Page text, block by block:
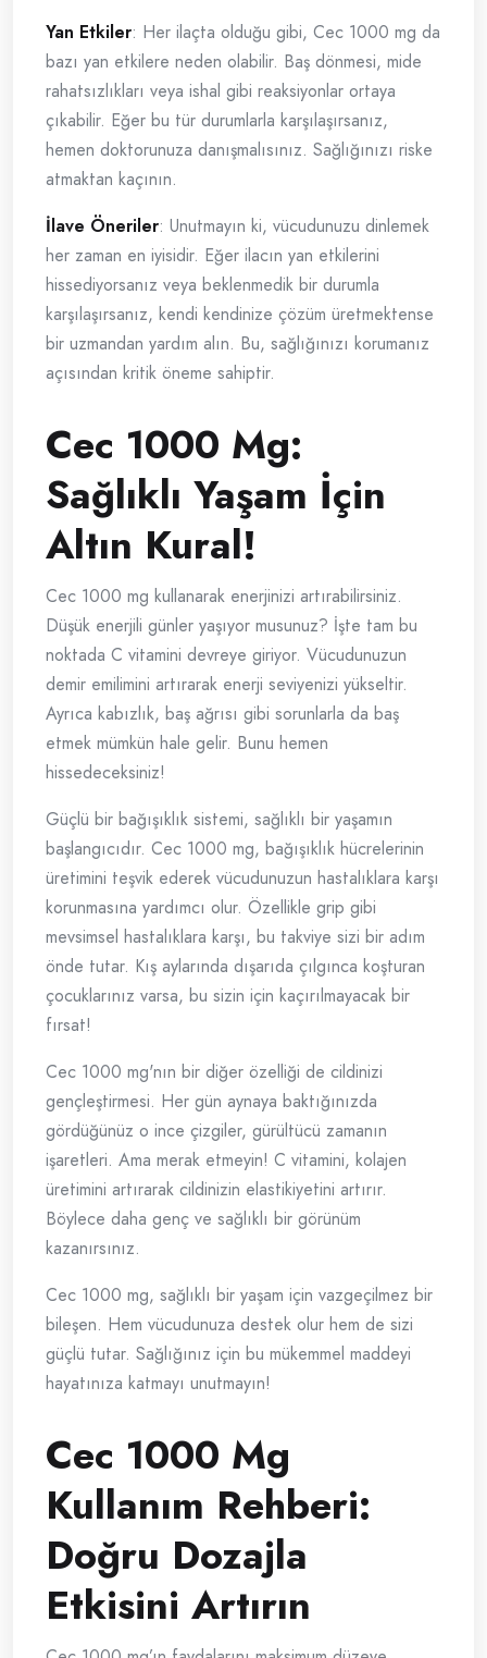
Yan Etkiler: Her ilaçta olduğu gibi, Cec 1000 mg da
bazı yan etkilere neden olabilir. Baş dönmesi, mide
rahatsızlıkları veya ishal gibi reaksiyonlar ortaya
çıkabilir. Eğer bu tür durumlarla karşılaşırsanız,
hemen doktorunuza danışmalısınız. Sağlığınızı riske
atmaktan kaçının.
İlave Öneriler: Unutmayın ki, vücudunuzu dinlemek
her zaman en iyisidir. Eğer ilacın yan etkilerini
hissediyorsanız veya beklenmedik bir durumla
karşılaşırsanız, kendi kendinize çözüm üretmektense
bir uzmandan yardım alın. Bu, sağlığınızı korumanız
açısından kritik öneme sahiptir.
Cec 1000 Mg:
Sağlıklı Yaşam İçin
Altın Kural!
Cec 1000 mg kullanarak enerjinizi artırabilirsiniz.
Düşük enerjili günler yaşıyor musunuz? İşte tam bu
noktada C vitamini devreye giriyor. Vücudunuzun
demir emilimini artırarak enerji seviyenizi yükseltir.
Ayrıca kabızlık, baş ağrısı gibi sorunlarla da baş
etmek mümkün hale gelir. Bunu hemen
hissedeceksiniz!
Güçlü bir bağışıklık sistemi, sağlıklı bir yaşamın
başlangıcıdır. Cec 1000 mg, bağışıklık hücrelerinin
üretimini teşvik ederek vücudunuzun hastalıklara karşı
korunmasına yardımcı olur. Özellikle grip gibi
mevsimsel hastalıklara karşı, bu takviye sizi bir adım
önde tutar. Kış aylarında dışarıda çılgınca koşturan
çocuklarınız varsa, bu sizin için kaçırılmayacak bir
fırsat!
Cec 1000 mg'nın bir diğer özelliği de cildinizi
gençleştirmesi. Her gün aynaya baktığınızda
gördüğünüz o ince çizgiler, gürültücü zamanın
işaretleri. Ama merak etmeyin! C vitamini, kolajen
üretimini artırarak cildinizin elastikiyetini artırır.
Böylece daha genç ve sağlıklı bir görünüm
kazanırsınız.
Cec 1000 mg, sağlıklı bir yaşam için vazgeçilmez bir
bileşen. Hem vücudunuza destek olur hem de sizi
güçlü tutar. Sağlığınız için bu mükemmel maddeyi
hayatınıza katmayı unutmayın!
Cec 1000 Mg
Kullanım Rehberi:
Doğru Dozajla
Etkisini Artırın